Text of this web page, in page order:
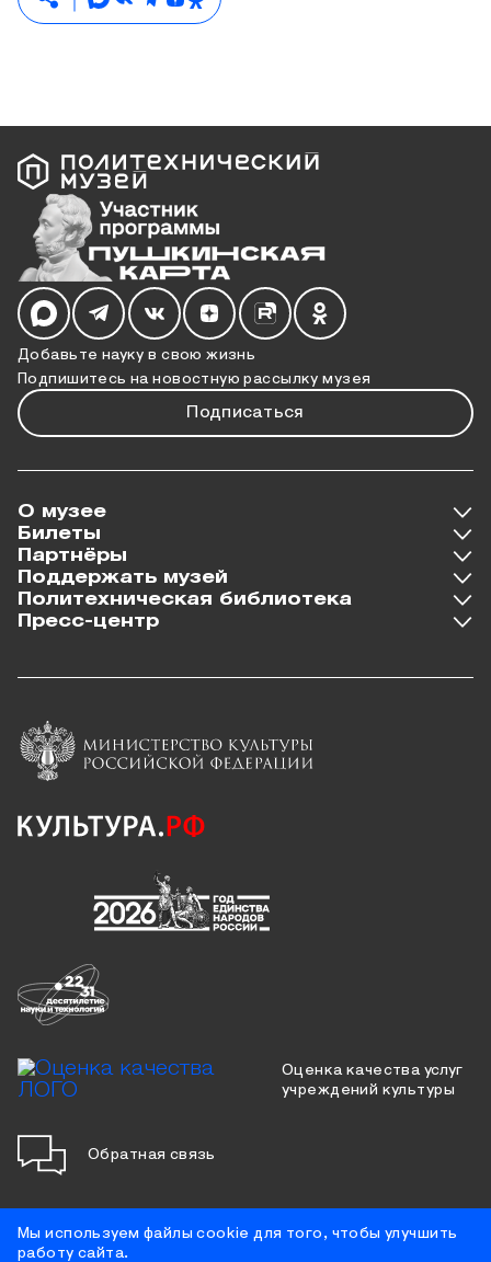
Добавьте науку в свою жизнь
Подпишитесь на новостную рассылку музея
Подписаться
Мы в социальных сетях
О музее
Билеты
Партнёры
Поддержать музей
Политехническая библиотека
Пресс-центр
Оценка качества услуг
учреждений культуры
Обратная связь
Мы используем файлы cookie для того, чтобы улучшить
работу сайта.